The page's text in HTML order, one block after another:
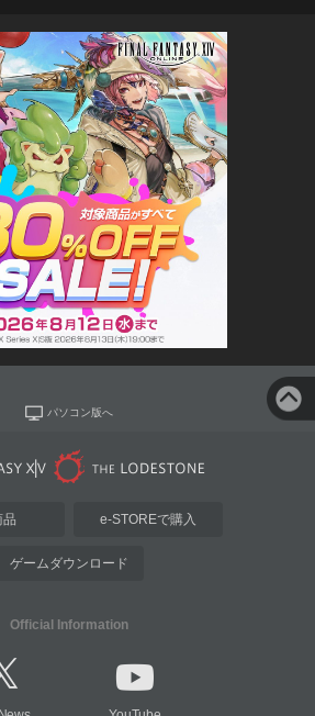
パソコン版へ
品 e-STOREで購入
ゲームダウンロード
Official Information